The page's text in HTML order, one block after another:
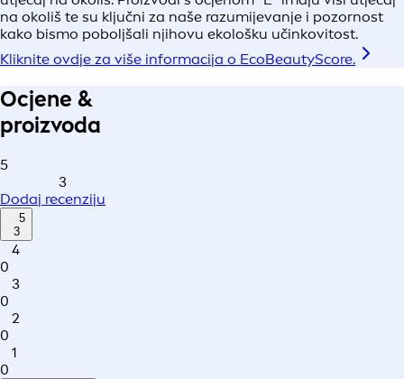
na okoliš te su ključni za naše razumijevanje i pozornost
kako bismo poboljšali njihovu ekološku učinkovitost.
Kliknite ovdje za više informacija o EcoBeautyScore.
Ocjene &
proizvoda
5
3
Dodaj recenziju
5
3
4
0
3
0
2
0
1
0